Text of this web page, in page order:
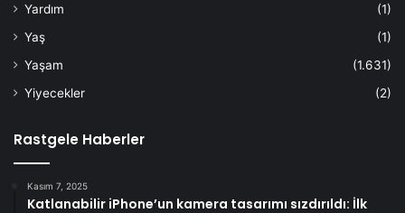
Yardım
(1)
Yaş
(1)
Yaşam
(1.631)
Yiyecekler
(2)
Rastgele Haberler
Kasım 7, 2025
Katlanabilir iPhone’un kamera tasarımı sızdırıldı: İlk